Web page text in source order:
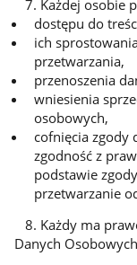
7. Każdej osobie
dostępu do
ich
przetwarzania,
przenoszenia
wniesienia
osobowych,
cofnięcia zgody
zgodność z
podstawie
przetwarzanie
8. Każdy ma
Danych